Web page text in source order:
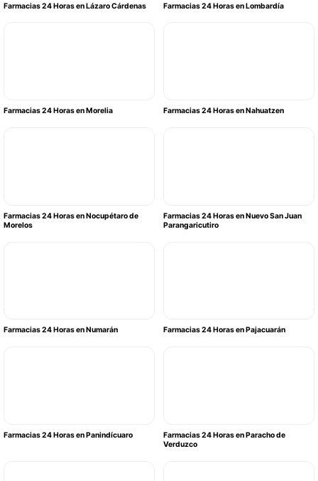
Farmacias 24 Horas en Lázaro Cárdenas Farmacias 24 Horas en Lombardía
Farmacias 24 Horas en Morelia Farmacias 24 Horas en Nahuatzen
Farmacias 24 Horas en Nocupétaro de
Morelos
Farmacias 24 Horas en Nuevo San Juan
Parangaricutiro
Farmacias 24 Horas en Numarán Farmacias 24 Horas en Pajacuarán
Farmacias 24 Horas en Panindícuaro
Farmacias 24 Horas en Paracho de
Verduzco